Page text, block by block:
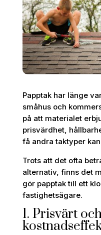
Papptak har länge
småhus och
på att materialet
prisvärdhet,
få andra taktyper
Trots att det ofta
alternativ, finns det
gör papptak till ett
fastighetsägare.
1. Prisvärt